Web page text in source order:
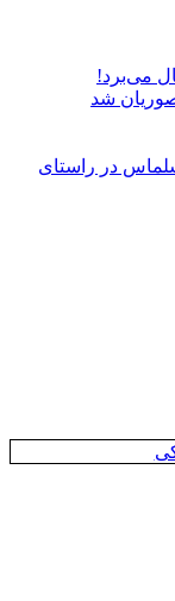
می‌برد!
شد
در راستای